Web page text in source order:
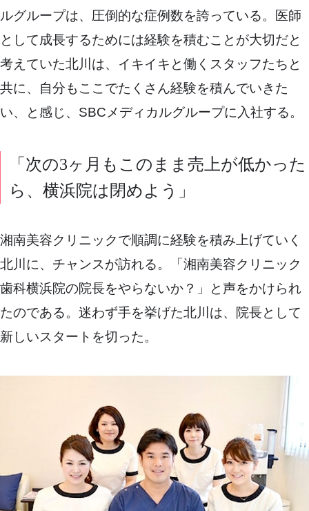
ルグループは、圧倒的な症例数を誇っている。医師
として成長するためには経験を積むことが大切だと
考えていた北川は、イキイキと働くスタッフたちと
共に、自分もここでたくさん経験を積んでいきた
い、と感じ、SBCメディカルグループに入社する。
「次の3ヶ月もこのまま売上が低かった
ら、横浜院は閉めよう」
湘南美容クリニックで順調に経験を積み上げていく
北川に、チャンスが訪れる。「湘南美容クリニック
歯科横浜院の院長をやらないか？」と声をかけられ
たのである。迷わず手を挙げた北川は、院長として
新しいスタートを切った。